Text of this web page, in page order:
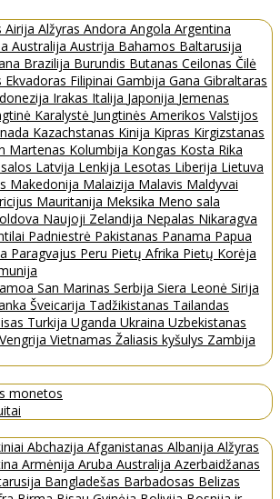
Airija Alžyras Andora Angola Argentina
Australija Austrija Bahamos Baltarusija
Brazilija Burundis Butanas Ceilonas Čilė
Ekvadoras Filipinai Gambija Gana Gibraltaras
Irakas Italija Japonija Jemenas
Karalystė Jungtinės Amerikos Valstijos
Kazachstanas Kinija Kipras Kirgizstanas
Martenas Kolumbija Kongas Kosta Rika
Latvija Lenkija Lesotas Liberija Lietuva
Makedonija Malaizija Malavis Maldyvai
Mauritanija Meksika Meno sala
Naujoji Zelandija Nepalas Nikaragva
Padniestrė Pakistanas Panama Papua
Paragvajus Peru Pietų Afrika Pietų Korėja
San Marinas Serbija Siera Leonė Sirija
Šveicarija Tadžikistanas Tailandas
Turkija Uganda Ukraina Uzbekistanas
Vengrija Vietnamas Žaliasis kyšulys Zambija
monetos
Abchazija Afganistanas Albanija Alžyras
Armėnija Aruba Australija Azerbaidžanas
Bangladešas Barbadosas Belizas